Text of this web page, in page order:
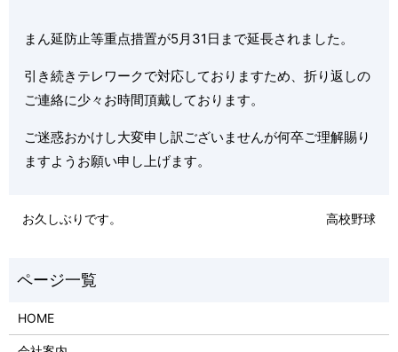
まん延防止等重点措置が5月31日まで延長されました。
引き続きテレワークで対応しておりますため、折り返しの
ご連絡に少々お時間頂戴しております。
ご迷惑おかけし大変申し訳ございませんが何卒ご理解賜り
ますようお願い申し上げます。
お久しぶりです。 高校野球
HOME